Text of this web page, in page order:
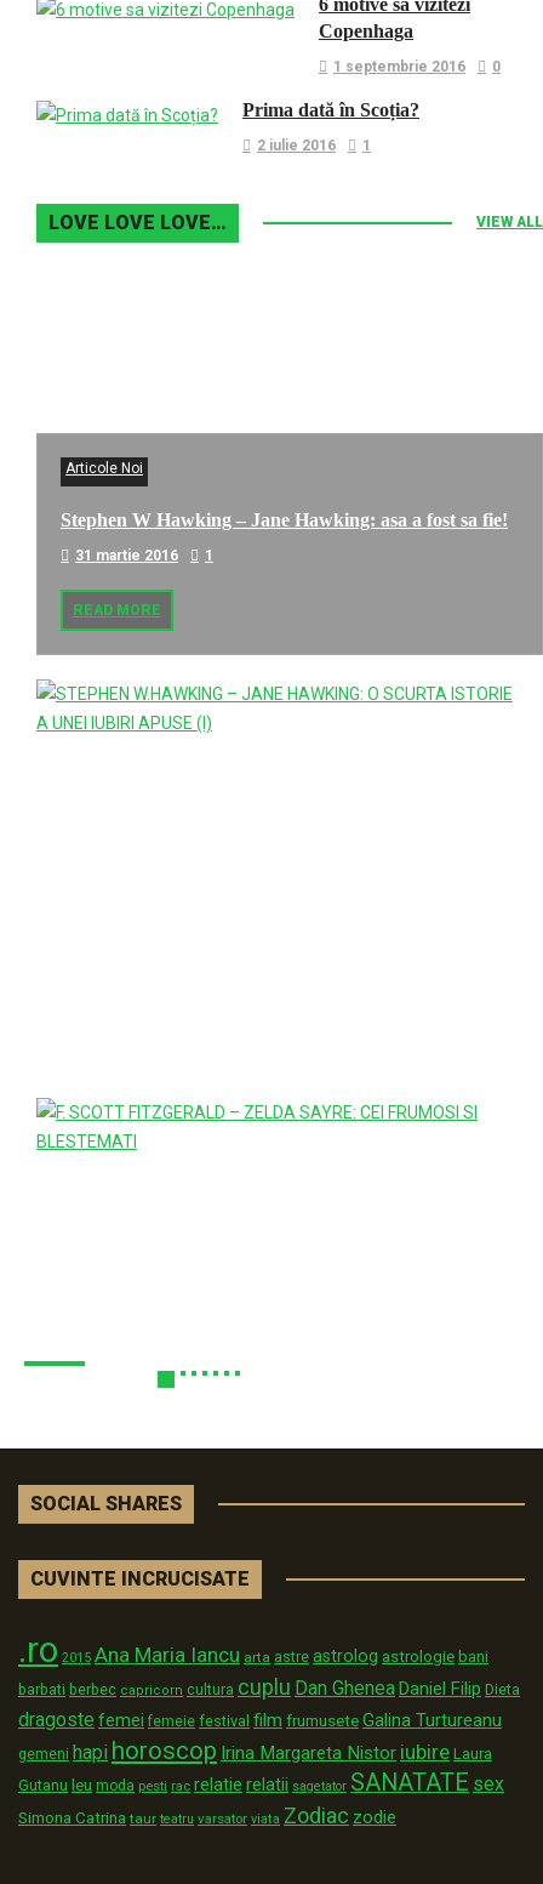
6 motive sa vizitezi
Copenhaga
1 septembrie 2016 0
Prima dată în Scoția?
2 iulie 2016 1
LOVE LOVE LOVE… VIEW ALL
Articole Noi
Stephen W Hawking – Jane Hawking: asa a fost sa fie!
31 martie 2016 1
READ MORE
SOCIAL SHARES
CUVINTE INCRUCISATE
.ro 2015 Ana Maria Iancu arta astre astrolog astrologie bani
barbati berbec capricorn cultura cuplu Dan GheneaDaniel Filip Dieta
dragoste femei femeie festival film frumusete Galina Turtureanu
gemeni hapi horoscop Irina Margareta Nistor iubire Laura
Gutanu leu moda pesti rac relatie relatii sagetator SANATATE sex
Simona Catrina taur teatru varsator viata Zodiac zodie